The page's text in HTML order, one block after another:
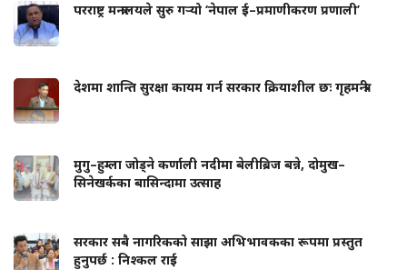
परराष्ट्र मन्त्रालयले सुरु गर्‍यो ‘नेपाल ई–प्रमाणीकरण प्रणाली’
देशमा शान्ति सुरक्षा कायम गर्न सरकार क्रियाशील छः गृहमन्त्री
मुगु–हुम्ला जोड्ने कर्णाली नदीमा बेलीब्रिज बन्ने, दोमुख–
सिनेखर्कका बासिन्दामा उत्साह
सरकार सबै नागरिकको साझा अभिभावकका रूपमा प्रस्तुत
हुनुपर्छ : निश्कल राई